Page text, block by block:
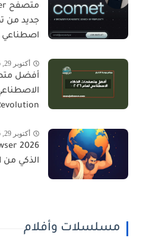
جديد من
اصطناعي
أكتوبر 29, 2025
أفضل
أكتوبر 29, 2025
الذكي من OpenAI - كل...
مسلسلات وأفلام